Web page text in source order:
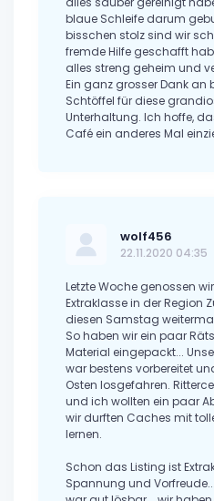
blaue Schleife darum
bisschen stolz sind wir
fremde Hilfe geschafft
alles streng geheim und
Ein ganz grosser Dank an
Schtöffel für diese
Unterhaltung. Ich hoffe,
Café ein anderes Mal
wolf456
22.11.2020 04:35
Letzte Woche genossen
Extraklasse in der Region
diesen Samstag
So haben wir ein paar
Material eingepackt...
war bestens vorbereitet
Osten losgefahren.
und ich wollten ein paar
wir durften Caches mit
lernen.
Schon das Listing ist
Spannung und